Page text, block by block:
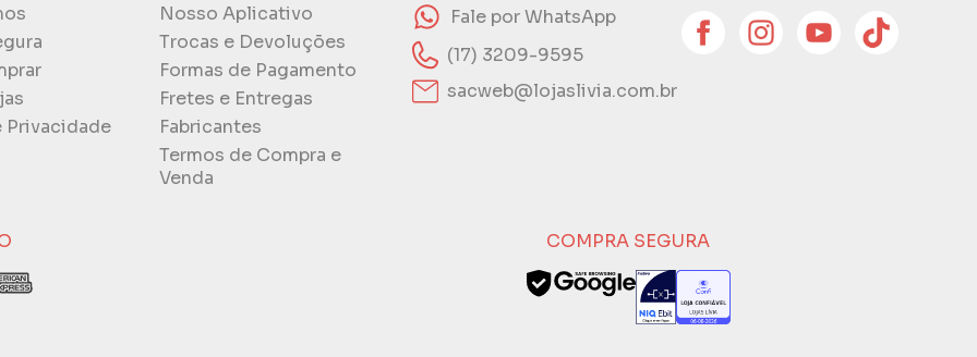
Privacidade
Nosso Aplicativo
Trocas e Devoluções
Formas de Pagamento
Fretes e Entregas
Fabricantes
Termos de Compra e
Venda
Fale por WhatsApp
(17) 3209-9595
sacweb@lojaslivia.com.br
COMPRA SEGURA